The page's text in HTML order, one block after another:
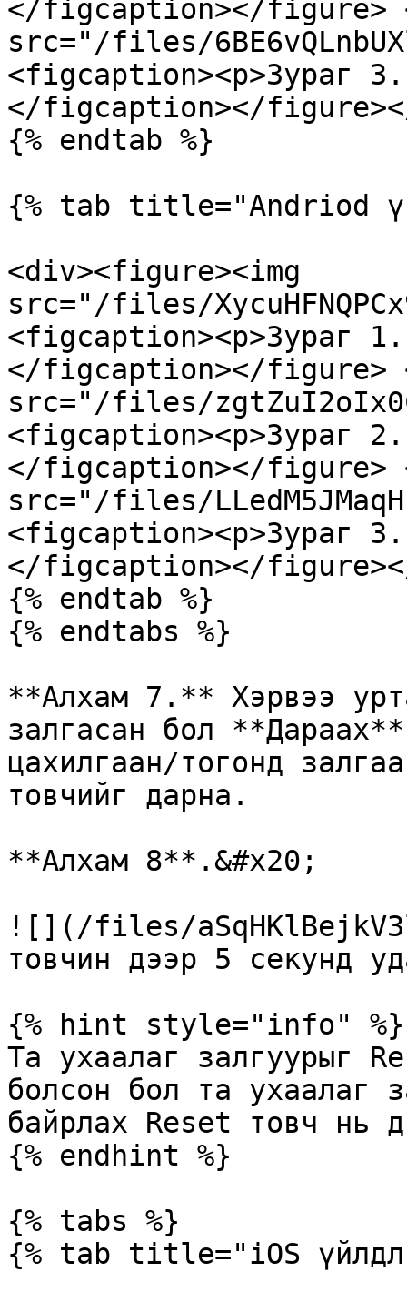
</figcaption></figure>
src="/files/
<figcaption><p>Зураг
</figcaption></
{% endtab %}
{% tab title="Andriod
<div><figure><img
src="/files/
<figcaption><p>Зураг
</figcaption></figure>
src="/files/
<figcaption><p>Зураг 2.
</figcaption></figure>
src="/files/
<figcaption><p>Зураг
</figcaption></
{% endtab %}
{% endtabs %}
**Алхам 7.** Хэрвээ
залгасан бол
цахилгаан/тогонд
товчийг дарна.
**Алхам 8**.&#x20;
![](/files/
товчин дээр 5 секунд
{% hint style="info" %}
Та ухаалаг залгуурыг
болсон бол та ухаалаг
байрлах Reset товч нь
{% endhint %}
{% tabs %}
{% tab title="iOS